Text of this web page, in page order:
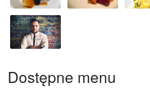
Dostępne menu